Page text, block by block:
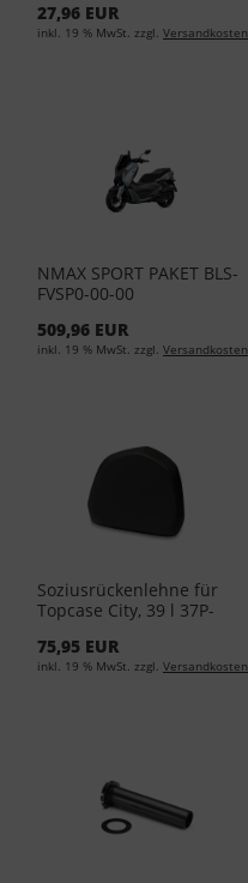
27,96 EUR
inkl. 19 % MwSt. zzgl. Versandkosten
NMAX SPORT PAKET BLS-
FVSP0-00-00
509,96 EUR
inkl. 19 % MwSt. zzgl. Versandkosten
Soziusrückenlehne für
Topcase City, 39 l 37P-
75,95 EUR
inkl. 19 % MwSt. zzgl. Versandkosten